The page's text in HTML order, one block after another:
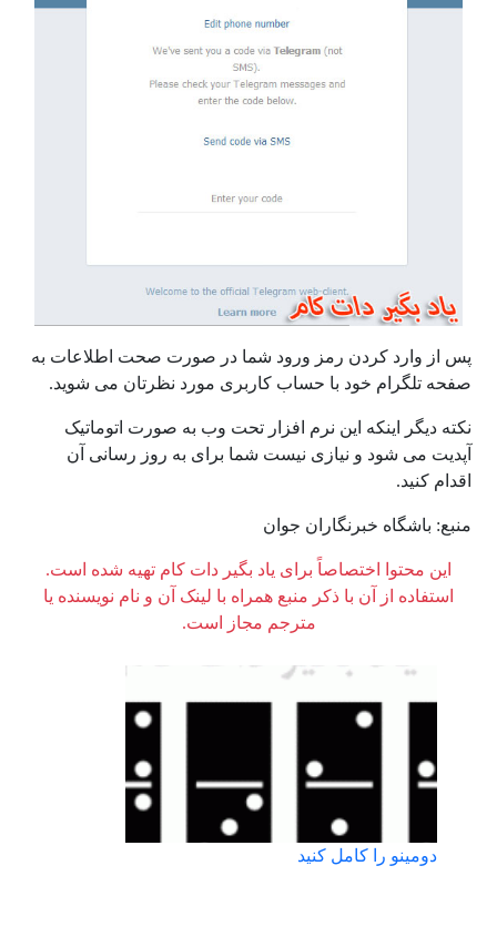
پس از وارد کردن رمز ورود شما در صورت صحت اطلاعات به
صفحه تلگرام خود با حساب کاربری مورد نظرتان می شوید.
نکته دیگر اینکه این نرم افزار تحت وب به صورت اتوماتیک
آپدیت می شود و نیازی نیست شما برای به روز رسانی آن
اقدام کنید.
منبع: باشگاه خبرنگاران جوان
این محتوا اختصاصاً برای یاد بگیر دات کام تهیه شده است.
استفاده از آن با ذکر منبع همراه با لینک آن و نام نویسنده یا
مترجم مجاز است.
دومینو را کامل کنید